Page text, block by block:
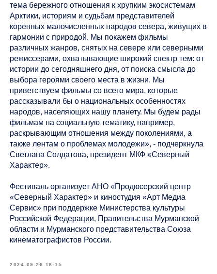
тема бережного отношения к хрупким экосистемам
Арктики, историям и судьбам представителей
коренных малочисленных народов севера, живущих в
гармонии с природой. Мы покажем фильмы
различных жанров, снятых на севере или северными
режиссерами, охватывающие широкий спектр тем: от
истории до сегодняшнего дня, от поиска смысла до
выбора героями своего места в жизни. Мы
приветствуем фильмы со всего мира, которые
рассказывали бы о национальных особенностях
народов, населяющих нашу планету. Мы будем рады
фильмам на социальную тематику, например,
раскрывающим отношения между поколениями, а
также лентам о проблемах молодежи», - подчеркнула
Светлана Солдатова, президент МКФ «Северный
Характер».
Фестиваль организует АНО «Продюсерский центр
«Северный Характер» и киностудия «Арт Медиа
Сервис» при поддержке Министерства культуры
Российской Федерации, Правительства Мурманской
области и Мурманского представительства Союза
кинематографистов России.
2024-09-26 16:15